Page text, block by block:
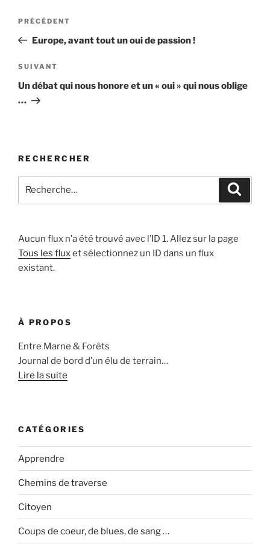
Navigation
l’article
Article
précédent
PRÉCÉDENT
Europe, avant tout un oui de passion !
Article
suivant
SUIVANT
Un débat qui nous honore et un « oui » qui nous oblige
…
RECHERCHER
pour
Aucun flux n’a été trouvé avec l’ID 1. Allez sur la page
Tous les fluxet sélectionnez un ID dans un flux
existant.
À PROPOS
Entre Marne & Forêts
Journal de bord d’un élu de terrain…
Lire la suite
CATÉGORIES
Apprendre
Chemins de traverse
Citoyen
Coups de coeur, de blues, de sang …